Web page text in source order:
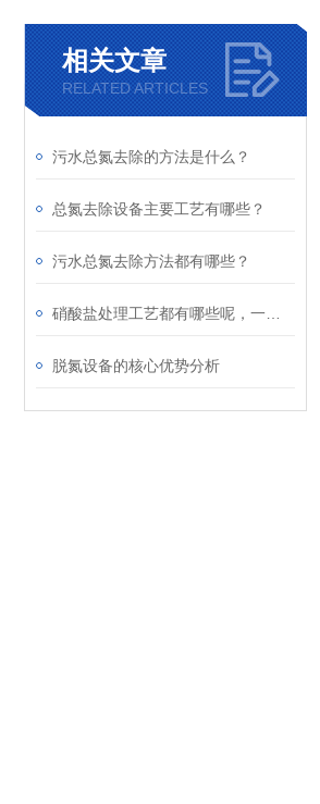
相关文章
RELATED ARTICLES
污水总氮去除的方法是什么？
总氮去除设备主要工艺有哪些？
污水总氮去除方法都有哪些？
脱氮设备的核心优势分析